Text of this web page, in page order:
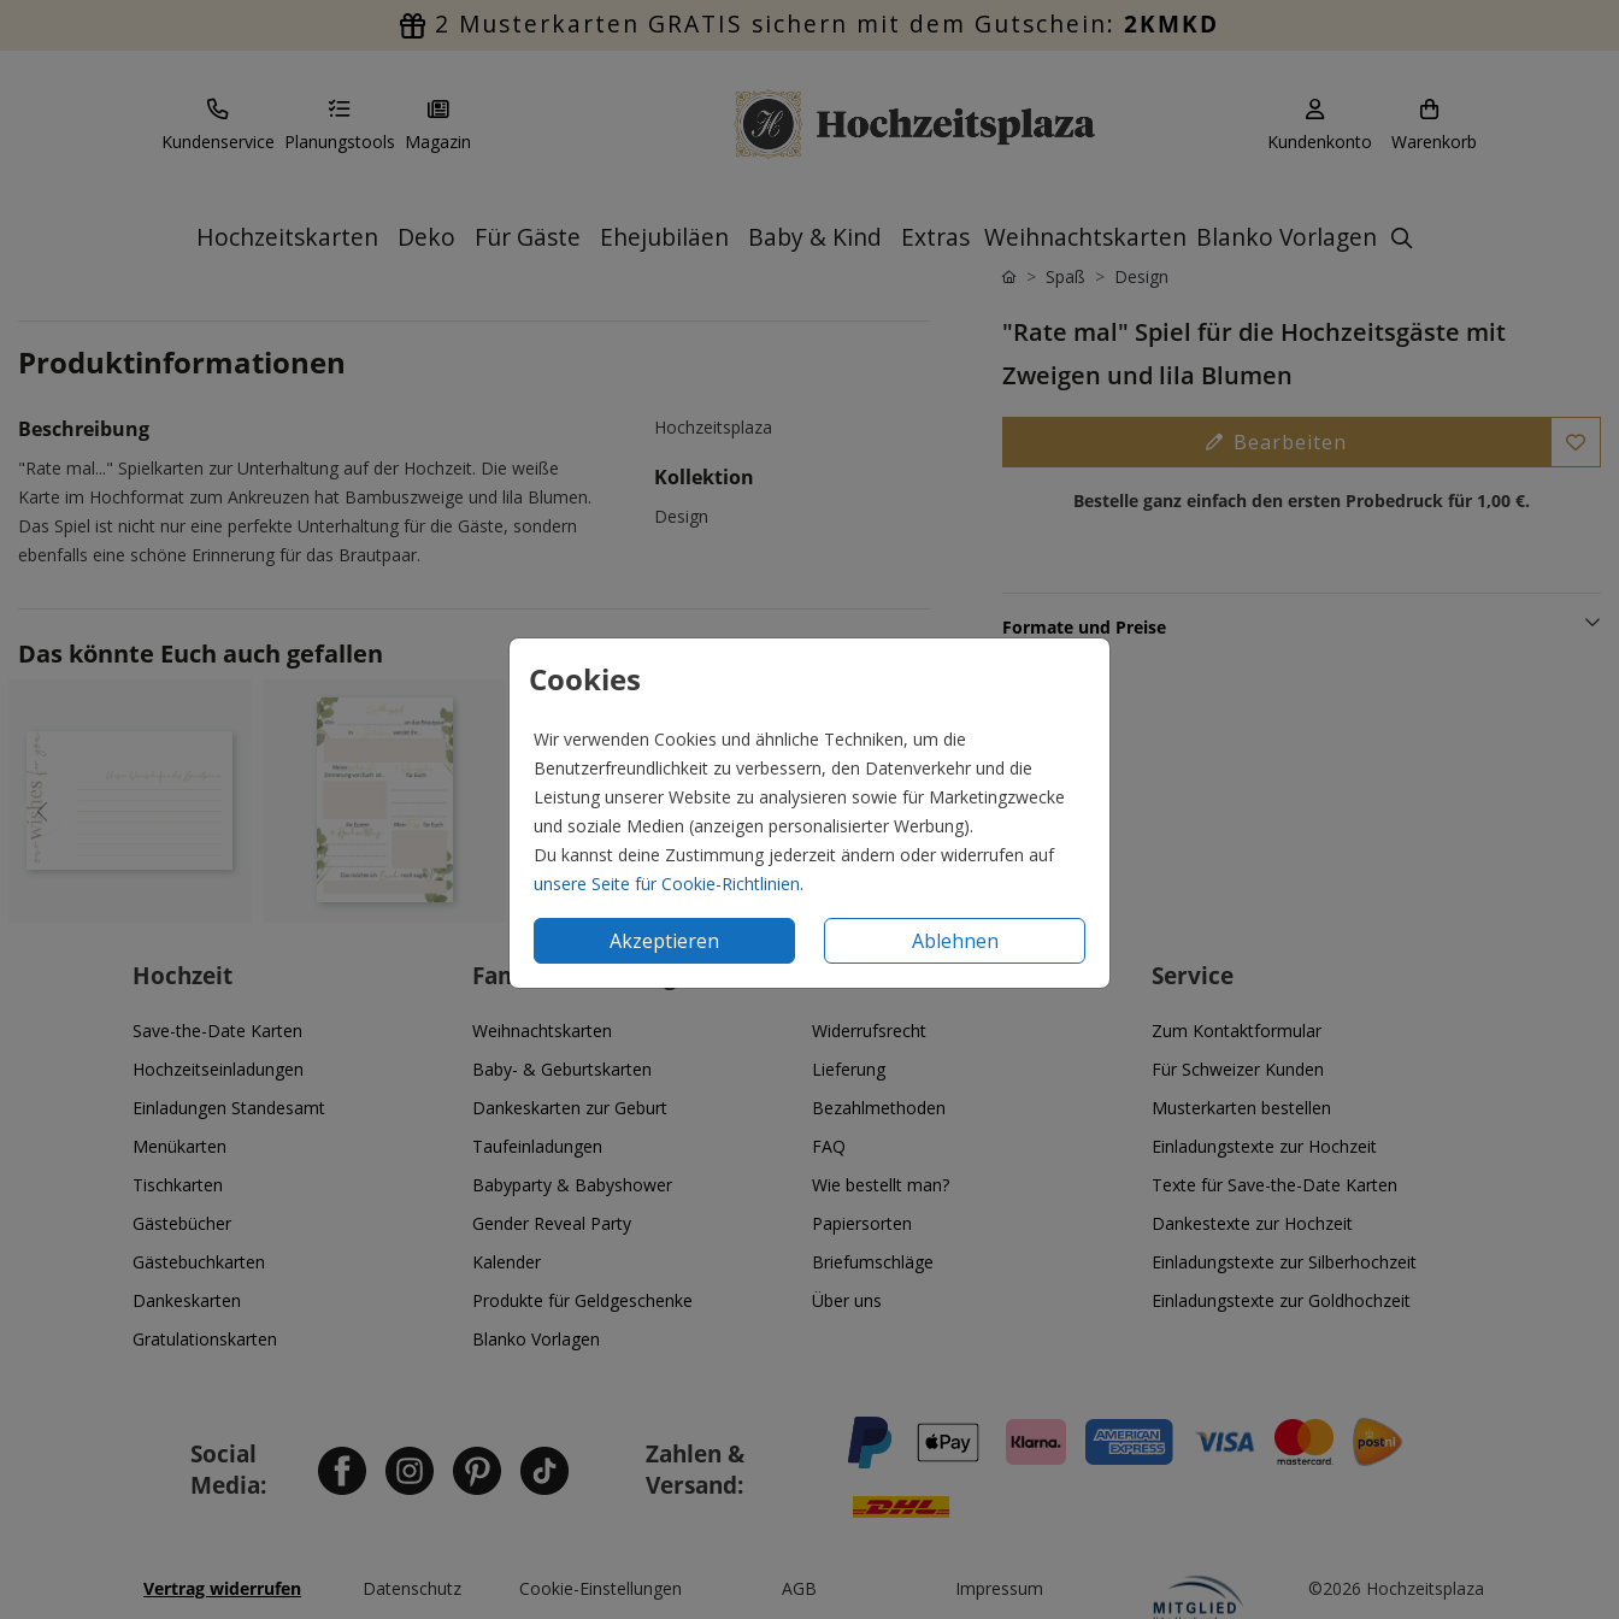
2 Musterkarten GRATIS sichern mit dem Gutschein: 2KMKD
Kundenservice Planungstools Magazin Kundenkonto Warenkorb
Hochzeitskarten Deko Für Gäste Ehejubiläen Baby & Kind Extras Weihnachtskarten Blanko Vorlagen
Cookies
Wir verwenden Cookies und ähnliche Techniken, um die
Benutzerfreundlichkeit zu verbessern, den Datenverkehr und die
Leistung unserer Website zu analysieren sowie für Marketingzwecke
und soziale Medien (anzeigen personalisierter Werbung).
Du kannst deine Zustimmung jederzeit ändern oder widerrufen auf
unsere Seite für Cookie-Richtlinien.
Akzeptieren Ablehnen
Produktinformationen
Beschreibung
"Rate mal..." Spielkarten zur Unterhaltung auf der Hochzeit. Die weiße
Karte im Hochformat zum Ankreuzen hat Bambuszweige und lila Blumen.
Das Spiel ist nicht nur eine perfekte Unterhaltung für die Gäste, sondern
ebenfalls eine schöne Erinnerung für das Brautpaar.
Hochzeitsplaza
Kollektion
Design
Das könnte Euch auch gefallen
Spaß Design
"Rate mal" Spiel für die Hochzeitsgäste mit
Zweigen und lila Blumen
Bearbeiten
Bestelle ganz einfach den ersten Probedruck für 1,00 €.
Formate und Preise
Hochzeit
Save-the-Date Karten
Hochzeitseinladungen
Einladungen Standesamt
Menükarten
Tischkarten
Gästebücher
Gästebuchkarten
Dankeskarten
Gratulationskarten
Familie & Feiertage
Weihnachtskarten
Baby- & Geburtskarten
Dankeskarten zur Geburt
Taufeinladungen
Babyparty & Babyshower
Gender Reveal Party
Kalender
Produkte für Geldgeschenke
Blanko Vorlagen
Informationen
Widerrufsrecht
Lieferung
Bezahlmethoden
FAQ
Wie bestellt man?
Papiersorten
Briefumschläge
Über uns
Service
Zum Kontaktformular
Für Schweizer Kunden
Musterkarten bestellen
Einladungstexte zur Hochzeit
Texte für Save-the-Date Karten
Dankestexte zur Hochzeit
Einladungstexte zur Silberhochzeit
Einladungstexte zur Goldhochzeit
Social
Media:
Zahlen &
Versand:
Vertrag widerrufen Datenschutz Cookie-Einstellungen AGB Impressum ©2026 Hochzeitsplaza